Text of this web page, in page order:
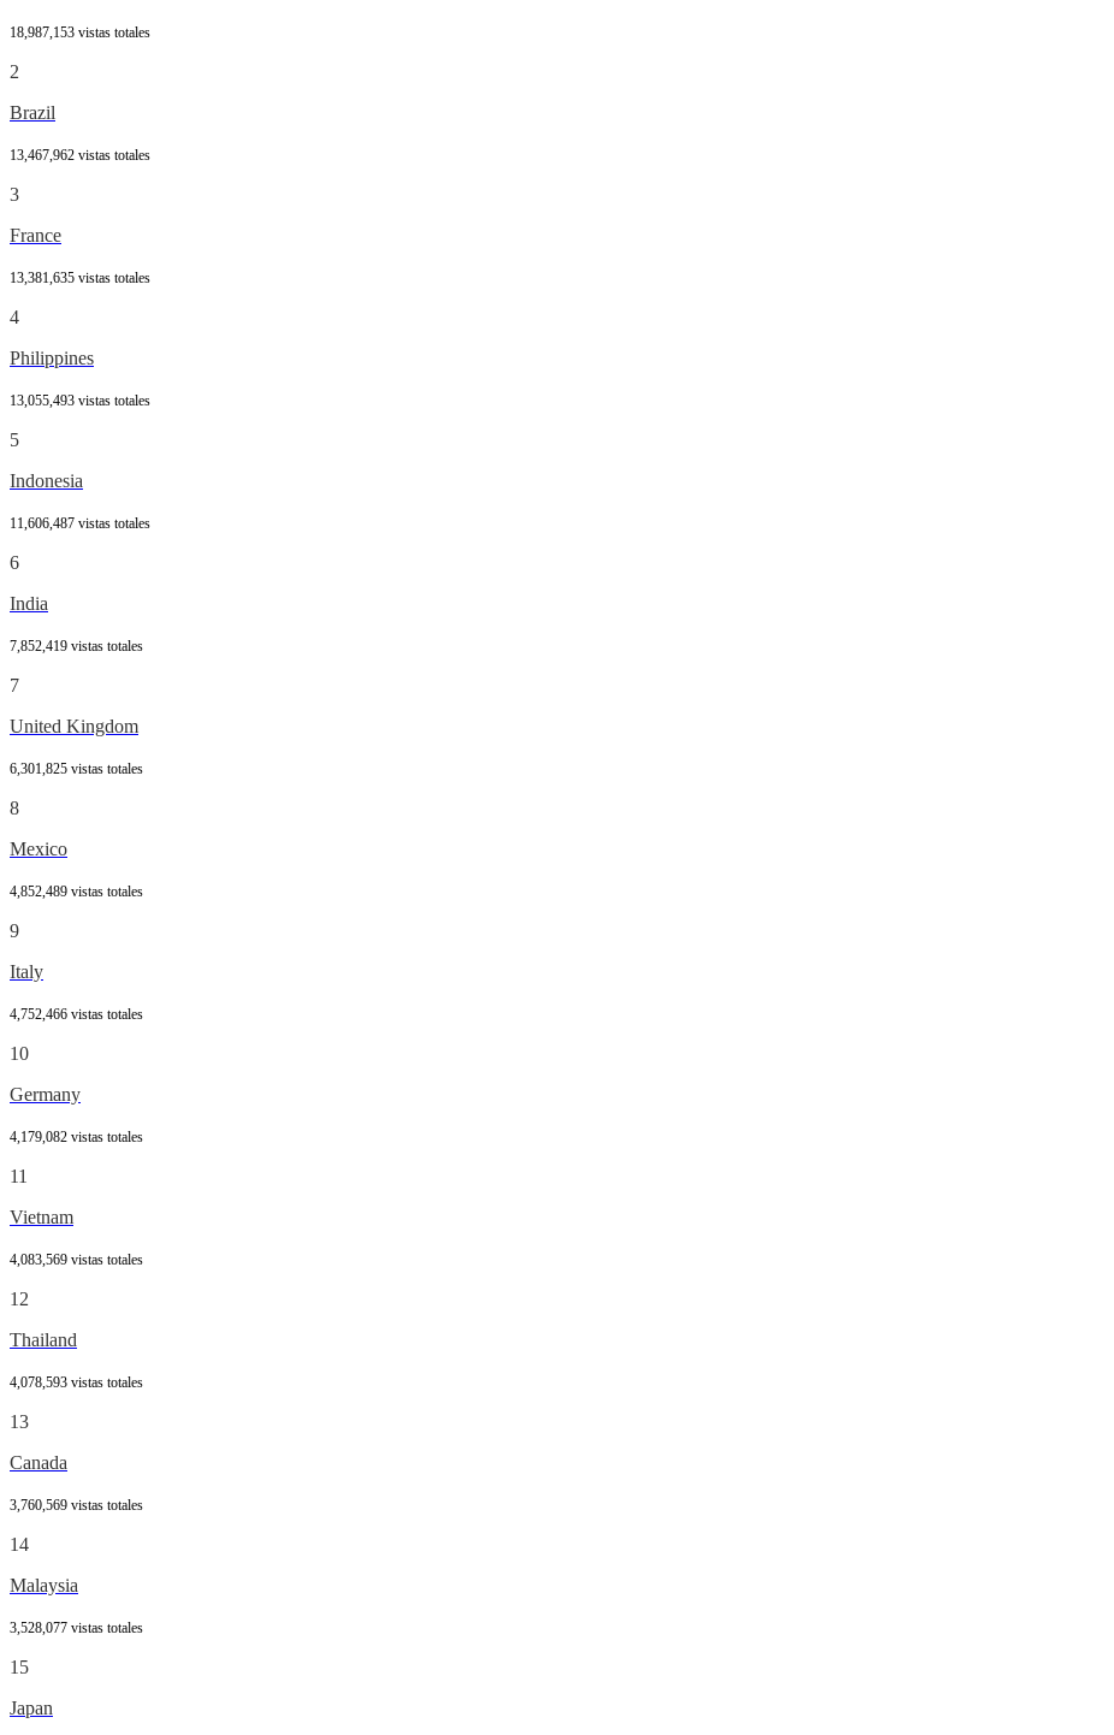
18,987,153 vistas totales
2
Brazil
13,467,962 vistas totales
3
France
13,381,635 vistas totales
4
Philippines
13,055,493 vistas totales
5
Indonesia
11,606,487 vistas totales
6
India
7,852,419 vistas totales
7
United Kingdom
6,301,825 vistas totales
8
Mexico
4,852,489 vistas totales
9
Italy
4,752,466 vistas totales
10
Germany
4,179,082 vistas totales
11
Vietnam
4,083,569 vistas totales
12
Thailand
4,078,593 vistas totales
13
Canada
3,760,569 vistas totales
14
Malaysia
3,528,077 vistas totales
15
Japan